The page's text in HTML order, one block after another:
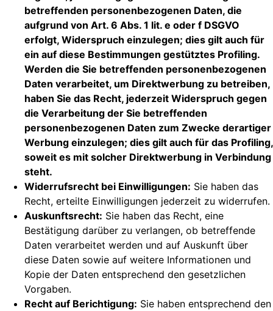
betreffenden personenbezogenen Daten, die
aufgrund von Art. 6 Abs. 1 lit. e oder f DSGVO
erfolgt, Widerspruch einzulegen; dies gilt auch für
ein auf diese Bestimmungen gestütztes Profiling.
Werden die Sie betreffenden personenbezogenen
Daten verarbeitet, um Direktwerbung zu betreiben,
haben Sie das Recht, jederzeit Widerspruch gegen
die Verarbeitung der Sie betreffenden
personenbezogenen Daten zum Zwecke derartiger
Werbung einzulegen; dies gilt auch für das Profiling,
soweit es mit solcher Direktwerbung in Verbindung
steht.
Widerrufsrecht bei Einwilligungen: Sie haben das
Recht, erteilte Einwilligungen jederzeit zu widerrufen.
Auskunftsrecht: Sie haben das Recht, eine
Bestätigung darüber zu verlangen, ob betreffende
Daten verarbeitet werden und auf Auskunft über
diese Daten sowie auf weitere Informationen und
Kopie der Daten entsprechend den gesetzlichen
Vorgaben.
Recht auf Berichtigung: Sie haben entsprechend den